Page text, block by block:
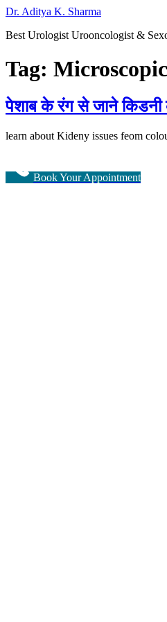
Dr. Aditya K. Sharma
Best Urologist Urooncologist &
Tag:
पेशाब के रंग से जाने किडनी
learn about Kideny issues feom
Book Your Appointment